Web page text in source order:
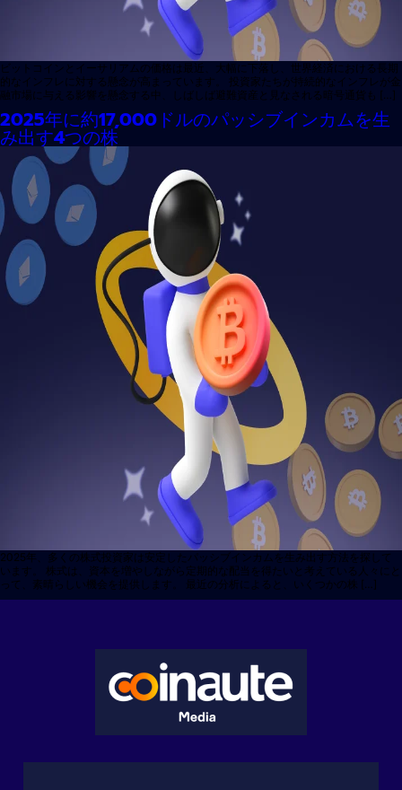
ビットコインとイーサリアムの価格は最近、大幅に下落し、世界経済における長期
的なインフレに対する懸念が高まっています。 投資家たちが持続的なインフレが金
融市場に与える影響を懸念する中、しばしば避難資産と見なされる暗号通貨も […]
2025年に約17,000ドルのパッシブインカムを生
み出す4つの株
2025年、多くの株式投資家は安定したパッシブインカムを生み出す方法を探して
います。 株式は、資本を増やしながら定期的な配当を得たいと考えている人々にと
って、素晴らしい機会を提供します。 最近の分析によると、いくつかの株 […]